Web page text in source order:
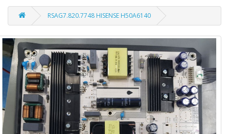
RSAG7.820.7748 HISENSE H50A6140